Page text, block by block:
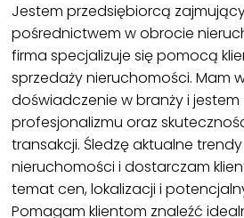
Jestem przedsiębiorcą
pośrednictwem w obrocie
firma specjalizuje się pomocą
sprzedaży nieruchomości. Mam
doświadczenie w branży i jestem
profesjonalizmu oraz
transakcji. Śledzę aktualne
nieruchomości i dostarczam
temat cen, lokalizacji i
Pomagam klientom znaleźć